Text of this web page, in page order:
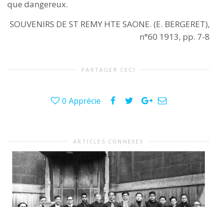
que dangereux.
SOUVENIRS DE ST REMY HTE SAONE. (E. BERGERET),
n°60 1913, pp. 7-8
PARTAGER CECI
0 Apprécie
ARTICLES CONNEXES